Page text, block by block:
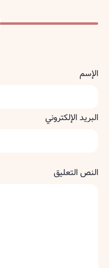
الإسم
البريد الإلكتروني
النص التعليق